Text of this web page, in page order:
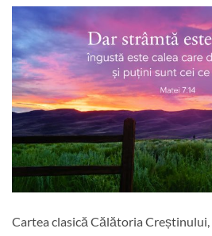
Cartea clasică Călătoria Creștinului,